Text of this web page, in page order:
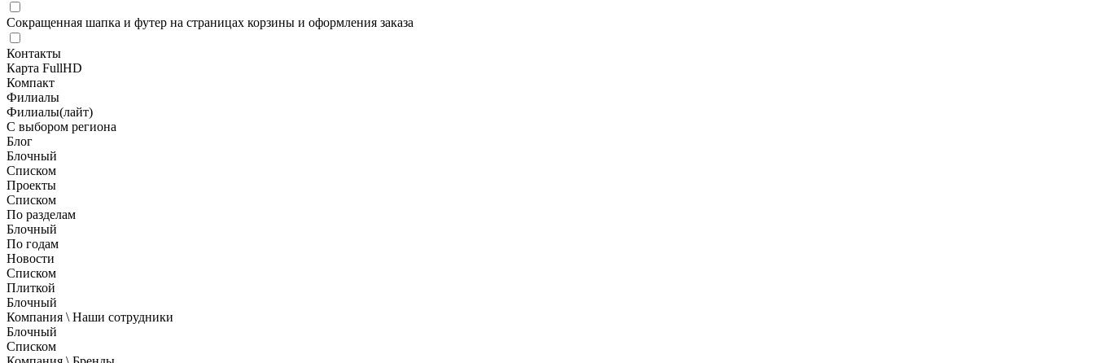
Сокращенная шапка и футер на страницах корзины и оформления заказа
Контакты
Карта FullHD
Компакт
Филиалы
Филиалы(лайт)
С выбором региона
Блог
Блочный
Списком
Проекты
Списком
По разделам
Блочный
По годам
Новости
Списком
Плиткой
Блочный
Компания \ Наши сотрудники
Блочный
Списком